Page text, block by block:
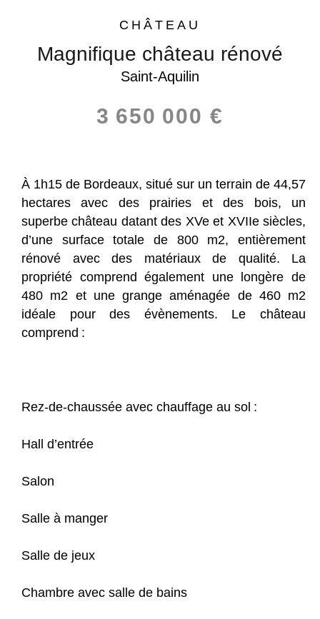
CHÂTEAU
Magnifique château rénové
Saint-Aquilin
3 650 000 €
À 1h15 de Bordeaux, situé sur un terrain de 44,57
hectares avec des prairies et des bois, un
superbe château datant des XVe et XVIIe siècles,
d’une surface totale de 800 m2, entièrement
rénové avec des matériaux de qualité. La
propriété comprend également une longère de
480 m2 et une grange aménagée de 460 m2
idéale pour des évènements. Le château
comprend :
Rez-de-chaussée avec chauffage au sol :
Hall d’entrée
Salon
Salle à manger
Salle de jeux
Chambre avec salle de bains